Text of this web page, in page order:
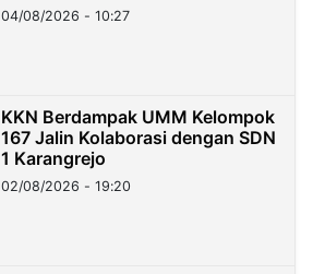
di Taiwan
04/08/2026 - 10:27
KKN Berdampak UMM Kelompok
167 Jalin Kolaborasi dengan SDN
1 Karangrejo
02/08/2026 - 19:20